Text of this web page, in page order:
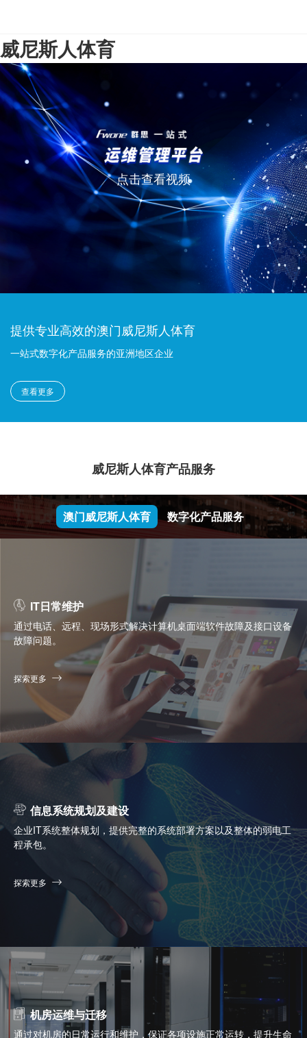
威尼斯人体育
点击查看视频
提供专业高效的澳门威尼斯人体育
一站式数字化产品服务的亚洲地区企业
查看更多
威尼斯人体育产品服务
澳门威尼斯人体育 数字化产品服务
IT日常维护
通过电话、远程、现场形式解决计算机桌面端软件故障及接口设备
故障问题。
探索更多
信息系统规划及建设
企业IT系统整体规划，提供完整的系统部署方案以及整体的弱电工
程承包。
探索更多
机房运维与迁移
通过对机房的日常运行和维护，保证各项设施正常运转，提升生命